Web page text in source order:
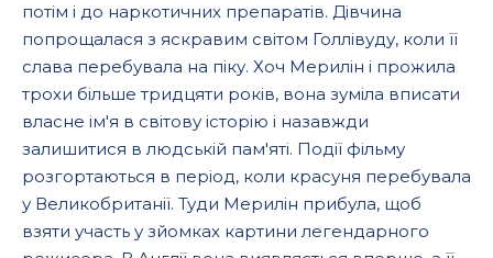
потім і до наркотичних препаратів. Дівчина
попрощалася з яскравим світом Голлівуду, коли її
слава перебувала на піку. Хоч Мерилін і прожила
трохи більше тридцяти років, вона зуміла вписати
власне ім'я в світову історію і назавжди
залишитися в людській пам'яті. Події фільму
розгортаються в період, коли красуня перебувала
у Великобританії. Туди Мерилін прибула, щоб
взяти участь у зйомках картини легендарного